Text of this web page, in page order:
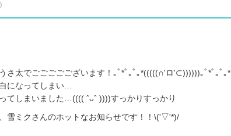
さ太でごごごごございます！｡ﾟ*ﾟ｡ﾟ｡*(((((∩'ロ'⊂))))))｡ﾟ*ﾟ｡ﾟ｡*
になってしまい…
てしまいました…(((( ˆᴗˆ ))))すっかりすっかり
雪ミクさんのホットなお知らせです！！\('▽'*)/